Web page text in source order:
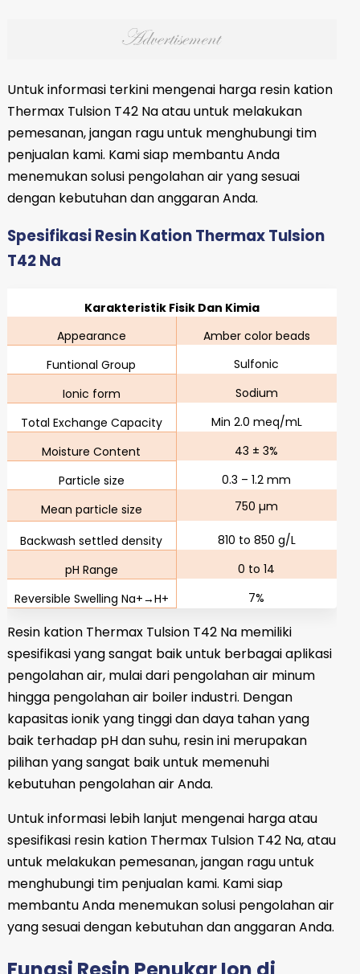
Untuk informasi terkini mengenai harga resin kation
Thermax Tulsion T42 Na atau untuk melakukan
pemesanan, jangan ragu untuk menghubungi tim
penjualan kami. Kami siap membantu Anda
menemukan solusi pengolahan air yang sesuai
dengan kebutuhan dan anggaran Anda.
Spesifikasi Resin Kation Thermax Tulsion
T42 Na
Karakteristik Fisik Dan Kimia
Appearance
Amber color beads
Funtional Group
Sulfonic
Ionic form
Sodium
Total Exchange Capacity
Min 2.0 meq/mL
Moisture Content
43 ± 3%
Particle size
0.3 – 1.2 mm
Mean particle size
750 µm
Backwash settled density
810 to 850 g/L
pH Range
0 to 14
Reversible Swelling Na+→H+
7%
Resin kation Thermax Tulsion T42 Na memiliki
spesifikasi yang sangat baik untuk berbagai aplikasi
pengolahan air, mulai dari pengolahan air minum
hingga pengolahan air boiler industri. Dengan
kapasitas ionik yang tinggi dan daya tahan yang
baik terhadap pH dan suhu, resin ini merupakan
pilihan yang sangat baik untuk memenuhi
kebutuhan pengolahan air Anda.
Untuk informasi lebih lanjut mengenai harga atau
spesifikasi resin kation Thermax Tulsion T42 Na, atau
untuk melakukan pemesanan, jangan ragu untuk
menghubungi tim penjualan kami. Kami siap
membantu Anda menemukan solusi pengolahan air
yang sesuai dengan kebutuhan dan anggaran Anda.